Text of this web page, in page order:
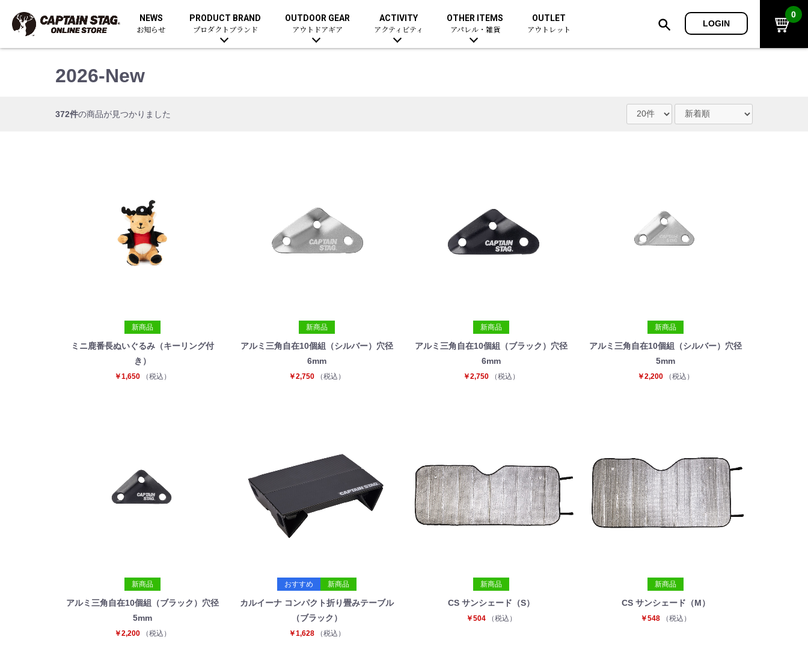
NEWS
お知らせ
PRODUCT BRAND
プロダクトブランド
OUTDOOR GEAR
アウトドアギア
ACTIVITY
アクティビティ
OTHER ITEMS
アパレル・雑貨
OUTLET
アウトレット
LOGIN
0
2026-New
372件の商品が見つかりました
新商品
ミニ鹿番長ぬいぐるみ（キーリング付
き）
￥1,650 （税込）
新商品
アルミ三角自在10個組（シルバー）穴径
6mm
￥2,750 （税込）
新商品
アルミ三角自在10個組（ブラック）穴径
6mm
￥2,750 （税込）
新商品
アルミ三角自在10個組（シルバー）穴径
5mm
￥2,200 （税込）
新商品
アルミ三角自在10個組（ブラック）穴径
5mm
￥2,200 （税込）
おすすめ 新商品
カルイーナ コンパクト折り畳みテーブル
（ブラック）
￥1,628 （税込）
新商品
CS サンシェード（S）
￥504 （税込）
新商品
CS サンシェード（M）
￥548 （税込）